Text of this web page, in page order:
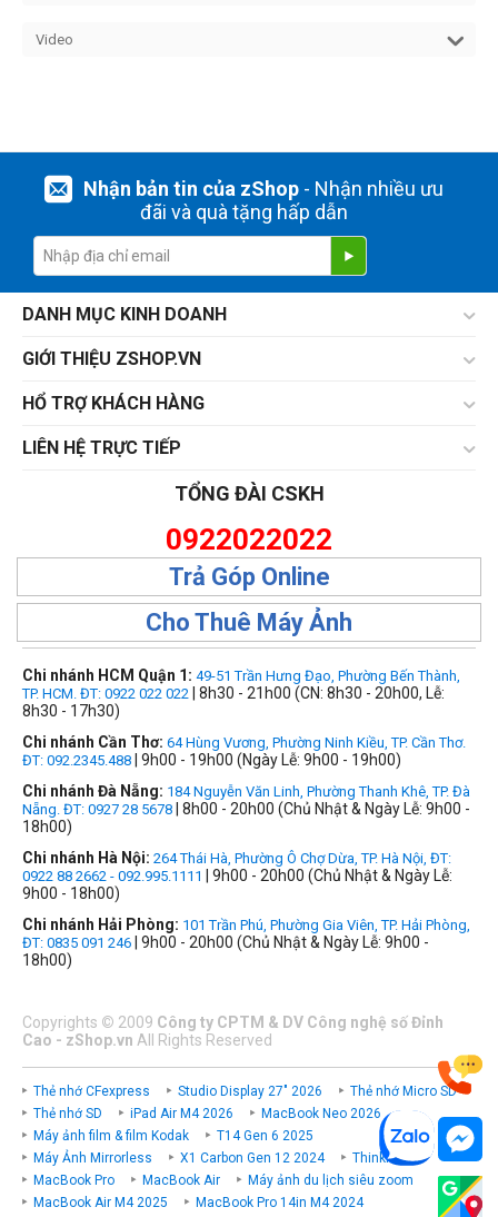
Video
Nhận bản tin của zShop- Nhận nhiều ưu
đãi và quà tặng hấp dẫn
DANH MỤC KINH DOANH
GIỚI THIỆU ZSHOP.VN
HỔ TRỢ KHÁCH HÀNG
LIÊN HỆ TRỰC TIẾP
TỔNG ĐÀI CSKH
0922022022
Trả Góp Online
Cho Thuê Máy Ảnh
Chi nhánh HCM Quận 1: 49-51 Trần Hưng Đạo, Phường Bến Thành,
TP. HCM. ĐT: 0922 022 022 | 8h30 - 21h00 (CN: 8h30 - 20h00, Lễ:
8h30 - 17h30)
Chi nhánh Cần Thơ: 64 Hùng Vương, Phường Ninh Kiều, TP. Cần Thơ.
ĐT: 092.2345.488 | 9h00 - 19h00 (Ngày Lễ: 9h00 - 19h00)
Chi nhánh Đà Nẵng: 184 Nguyễn Văn Linh, Phường Thanh Khê, TP. Đà
Nẵng. ĐT: 0927 28 5678 | 8h00 - 20h00 (Chủ Nhật & Ngày Lễ: 9h00 -
18h00)
Chi nhánh Hà Nội: 264 Thái Hà, Phường Ô Chợ Dừa, TP. Hà Nội, ĐT:
0922 88 2662 - 092.995.1111
| 9h00 - 20h00 (Chủ Nhật & Ngày Lễ:
9h00 - 18h00)
Chi nhánh Hải Phòng: 101 Trần Phú, Phường Gia Viên, TP. Hải Phòng,
ĐT: 0835 091 246 | 9h00 - 20h00 (Chủ Nhật & Ngày Lễ: 9h00 -
18h00)
Copyrights © 2009 Công ty CPTM & DV Công nghệ số Đỉnh
Cao - zShop.vn All Rights Reserved
Thẻ nhớ CFexpress Studio Display 27" 2026
Thẻ nhớ Micro SD
Thẻ nhớ SD
iPad Air M4 2026
MacBook Neo 2026
Máy ảnh film & film Kodak
T14 Gen 6 2025
Máy Ảnh Mirrorless
X1 Carbon Gen 12 2024
ThinkPad P
MacBook Pro
MacBook Air
Máy ảnh du lịch siêu zoom
MacBook Air M4 2025
MacBook Pro 14in M4 2024